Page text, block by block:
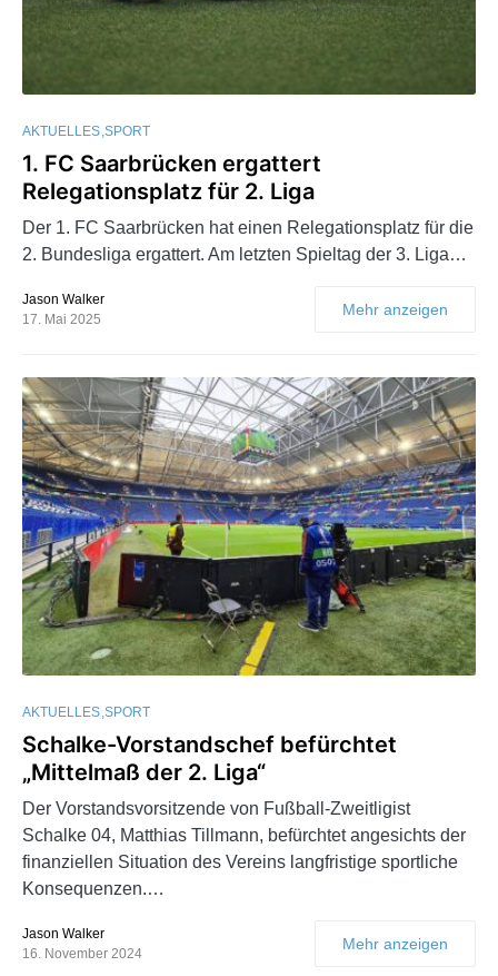
AKTUELLES SPORT
1. FC Saarbrücken ergattert
Relegationsplatz für 2. Liga
Der 1. FC Saarbrücken hat einen Relegationsplatz für die
2. Bundesliga ergattert. Am letzten Spieltag der 3. Liga…
Jason Walker
17. Mai 2025
Mehr anzeigen
AKTUELLES SPORT
Schalke-Vorstandschef befürchtet
„Mittelmaß der 2. Liga“
Der Vorstandsvorsitzende von Fußball-Zweitligist
Schalke 04, Matthias Tillmann, befürchtet angesichts der
finanziellen Situation des Vereins langfristige sportliche
Konsequenzen.…
Jason Walker
16. November 2024
Mehr anzeigen